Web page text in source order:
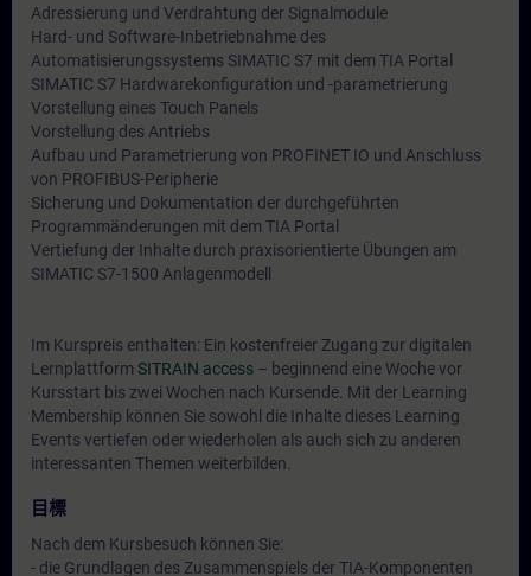
Adressierung und Verdrahtung der Signalmodule
Hard- und Software-Inbetriebnahme des
Automatisierungssystems SIMATIC S7 mit dem TIA Portal
SIMATIC S7 Hardwarekonfiguration und -parametrierung
Vorstellung eines Touch Panels
Vorstellung des Antriebs
Aufbau und Parametrierung von PROFINET IO und Anschluss
von PROFIBUS-Peripherie
Sicherung und Dokumentation der durchgeführten
Programmänderungen mit dem TIA Portal
Vertiefung der Inhalte durch praxisorientierte Übungen am
SIMATIC S7-1500 Anlagenmodell
Im Kurspreis enthalten: Ein kostenfreier Zugang zur digitalen
Lernplattform SITRAIN access – beginnend eine Woche vor
Kursstart bis zwei Wochen nach Kursende. Mit der Learning
Membership können Sie sowohl die Inhalte dieses Learning
Events vertiefen oder wiederholen als auch sich zu anderen
interessanten Themen weiterbilden.
目標
Nach dem Kursbesuch können Sie:
- die Grundlagen des Zusammenspiels der TIA-Komponenten